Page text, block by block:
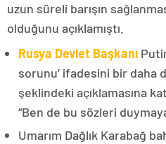
uzun süreli barışın
olduğunu açıklamıştı.
Rusya Devlet Başkanı
sorunu’ ifadesini bir daha
şeklindeki açıklamasına
“Ben de bu sözleri
Umarım Dağlık Karabağ